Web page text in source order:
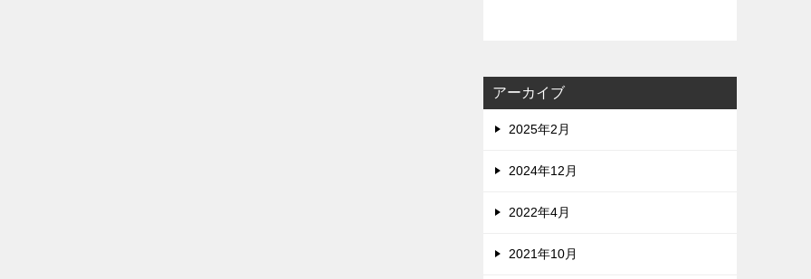
アーカイブ
2025年2月
2024年12月
2022年4月
2021年10月